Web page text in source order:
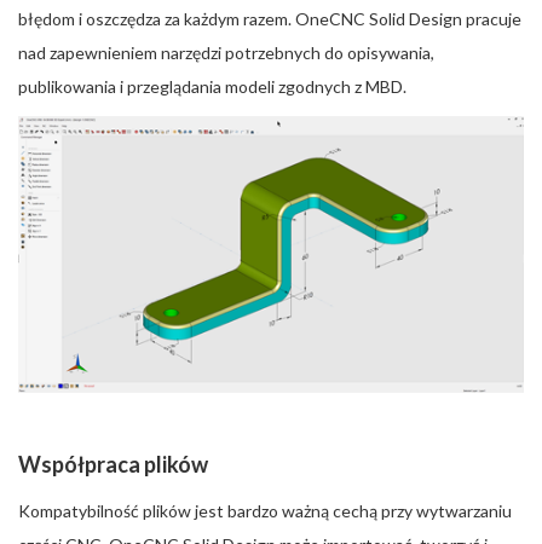
błędom i oszczędza za każdym razem. OneCNC Solid Design pracuje
nad zapewnieniem narzędzi potrzebnych do opisywania,
publikowania i przeglądania modeli zgodnych z MBD.
Współpraca plików
Kompatybilność plików jest bardzo ważną cechą przy wytwarzaniu